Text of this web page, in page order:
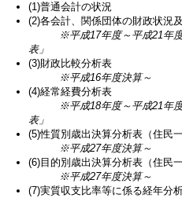
(1)普通会計の状況
(2)各会計、関係団体の財政状況
※平成17年度～平成21年
表」
(3)財政比較分析表
※平成16年度決算～
(4)経常経費分析表
※平成18年度～平成21年
表」
(5)性質別歳出決算分析表（住民
※平成27年度決算～
(6)目的別歳出決算分析表（住民
※平成27年度決算～
(7)実質収支比率等に係る経年分